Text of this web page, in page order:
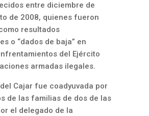
entre diciembre de
de 2008, quienes fueron
resultados
o “dados de baja” en
del Ejército
armadas ilegales.
Cajar fue coadyuvada por
de las familias de dos de las
el delegado de la